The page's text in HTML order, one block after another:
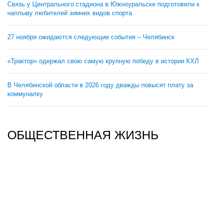
Связь у Центрального стадиона в Южноуральске подготовили к
наплыву любителей зимних видов спорта
27 ноября ожидаются следующие события – Челябинск
«Трактор» одержал свою самую крупную победу в истории КХЛ
В Челябинской области в 2026 году дважды повысят плату за
коммуналку
ОБЩЕСТВЕННАЯ ЖИЗНЬ